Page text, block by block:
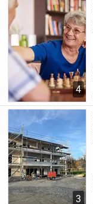
4
3